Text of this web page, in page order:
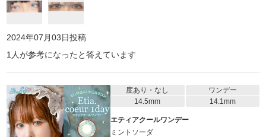
2024年07月03日投稿
1 人が参考になったと答えています
度あり・なし
ワンデー
14.5mm
14.1mm
エティアクールワンデー
ミントソーダ